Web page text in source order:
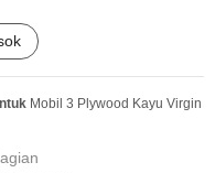
Mobil 3 Plywood Kayu Virgin